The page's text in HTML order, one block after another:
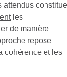
attendus constitue
les
de manière
repose
cohérence et les